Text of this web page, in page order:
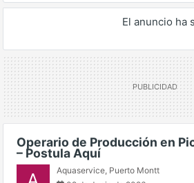
El anuncio ha
Operario de Producción en
– Postula Aquí
Aquaservice, Puerto Montt